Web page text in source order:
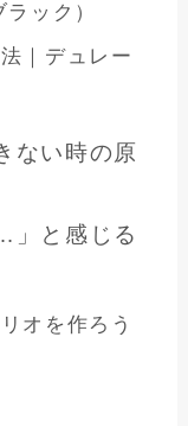
ック）
｜デュレー
ない時の原
」と感じる
オを作ろう